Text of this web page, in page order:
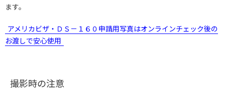
ます。
アメリカビザ・ＤＳ－１６０申請用写真はオンラインチェック後の
お渡しで安心使用
撮影時の注意